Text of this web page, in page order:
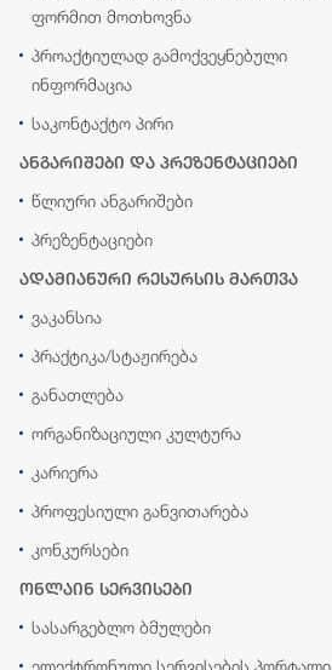
ფორმით მოთხოვნა
პროაქტიულად გამოქვეყნებული
ინფორმაცია
საკონტაქტო პირი
ანგარიშები და პრეზენტაციები
წლიური ანგარიშები
პრეზენტაციები
ადამიანური რესურსის მართვა
ვაკანსია
პრაქტიკა/სტაჟირება
განათლება
ორგანიზაციული კულტურა
კარიერა
პროფესიული განვითარება
კონკურსები
ონლაინ სერვისები
სასარგებლო ბმულები
ელექტრონული სერვისების პორტალი